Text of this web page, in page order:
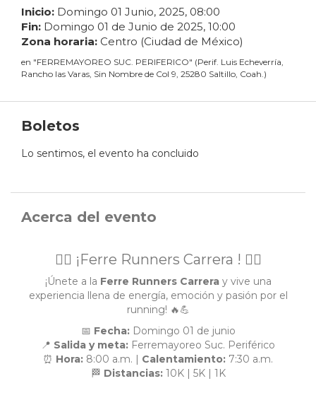
Inicio: Domingo 01 Junio, 2025, 08:00
Fin: Domingo 01 de Junio de 2025, 10:00
Zona horaria: Centro (Ciudad de México)
en "FERREMAYOREO SUC. PERIFERICO" (Perif. Luis Echeverría,
Rancho las Varas, Sin Nombre de Col 9, 25280 Saltillo, Coah.)
Boletos
Lo sentimos, el evento ha concluido
Acerca del evento
🏃‍♂️ ¡Ferre Runners Carrera ! 🏃‍♀️
¡Únete a la Ferre Runners Carreray vive una
experiencia llena de energía, emoción y pasión por el
running! 🔥💪
📅 Fecha:Domingo 01 de junio
📍 Salida y meta: Ferremayoreo Suc. Periférico
⏰ Hora: 8:00 a.m. | Calentamiento: 7:30 a.m.
🏁 Distancias:10K | 5K | 1K